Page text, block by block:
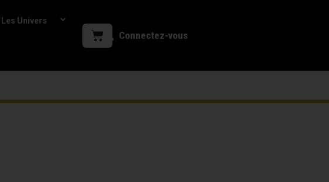
Les Univers
Connectez-vous